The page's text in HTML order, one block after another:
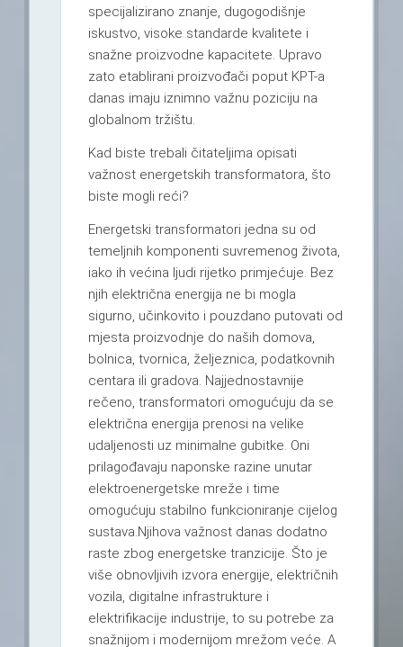
specijalizirano znanje, dugogodišnje
iskustvo, visoke standarde kvalitete i
snažne proizvodne kapacitete. Upravo
zato etablirani proizvođači poput KPT-a
danas imaju iznimno važnu poziciju na
globalnom tržištu.
Kad biste trebali čitateljima opisati
važnost energetskih transformatora, što
biste mogli reći?
Energetski transformatori jedna su od
temeljnih komponenti suvremenog života,
iako ih većina ljudi rijetko primjećuje. Bez
njih električna energija ne bi mogla
sigurno, učinkovito i pouzdano putovati od
mjesta proizvodnje do naših domova,
bolnica, tvornica, željeznica, podatkovnih
centara ili gradova. Najjednostavnije
rečeno, transformatori omogućuju da se
električna energija prenosi na velike
udaljenosti uz minimalne gubitke. Oni
prilagođavaju naponske razine unutar
elektroenergetske mreže i time
omogućuju stabilno funkcioniranje cijelog
sustava.Njihova važnost danas dodatno
raste zbog energetske tranzicije. Što je
više obnovljivih izvora energije, električnih
vozila, digitalne infrastrukture i
elektrifikacije industrije, to su potrebe za
snažnijom i modernijom mrežom veće. A